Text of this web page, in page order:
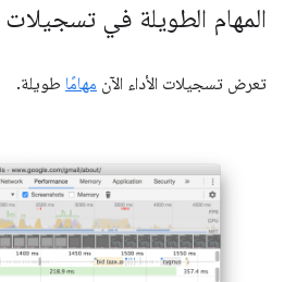
المهام الطويلة في تسجيلات
تعرض تسجيلات الأداء الآن مهامًا طويلة.